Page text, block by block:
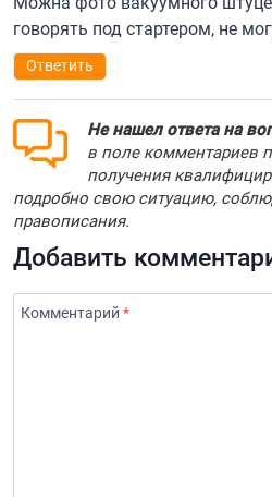
говорять под стартером, не
Ответить
Не нашел ответа на
в поле комментариев
получения
подробно свою ситуацию,
правописания.
Добавить
Комментарий *